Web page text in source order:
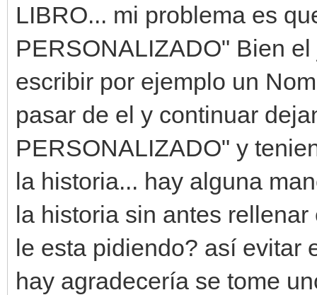
LIBRO... mi problema es
PERSONALIZADO" Bien
escribir por ejemplo un
pasar de el y continuar
PERSONALIZADO" y
la historia... hay alguna
la historia sin antes
le esta pidiendo? así evitar
hay agradecería se tome